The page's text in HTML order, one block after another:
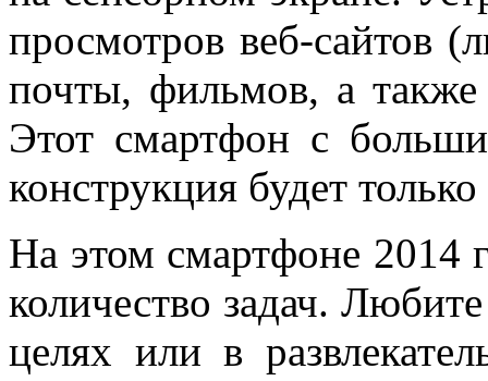
просмотров веб-сайтов
почты, фильмов, а
Этот смартфон с
конструкция будет
На этом смартфоне 2014
количество задач.
целях или в